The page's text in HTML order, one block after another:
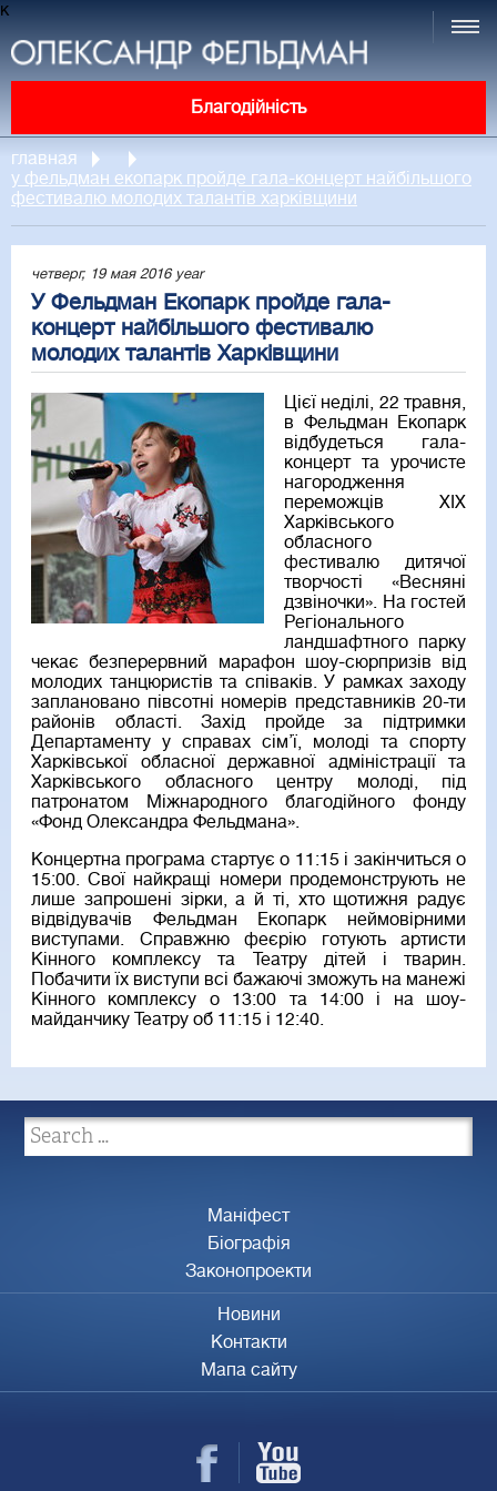
к
Благодійність
главная
у фельдман екопарк пройде гала-концерт найбільшого
фестивалю молодих талантів харківщини
четверг, 19 мая 2016 year
У Фельдман Екопарк пройде гала-
концерт найбільшого фестивалю
молодих талантів Харківщини
Цієї неділі, 22 травня,
в Фельдман Екопарк
відбудеться гала-
концерт та урочисте
нагородження
переможців XIX
Харківського
обласного
фестивалю дитячої
творчості «Весняні
дзвіночки». На гостей
Регіонального
ландшафтного парку
чекає безперервний марафон шоу-сюрпризів від
молодих танцюристів та співаків. У рамках заходу
заплановано півсотні номерів представників 20-ти
районів області. Захід пройде за підтримки
Департаменту у справах сім’ї, молоді та спорту
Харківської обласної державної адміністрації та
Харківського обласного центру молоді, під
патронатом Міжнародного благодійного фонду
«Фонд Олександра Фельдмана».
Концертна програма стартує о 11:15 і закінчиться о
15:00. Свої найкращі номери продемонструють не
лише запрошені зірки, а й ті, хто щотижня радує
відвідувачів Фельдман Екопарк неймовірними
виступами. Справжню феєрію готують артисти
Кінного комплексу та Театру дітей і тварин.
Побачити їх виступи всі бажаючі зможуть на манежі
Кінного комплексу о 13:00 та 14:00 і на шоу-
майданчику Театру об 11:15 і 12:40.
Маніфест
Біографія
Законопроекти
Новини
Контакти
Мапа сайту